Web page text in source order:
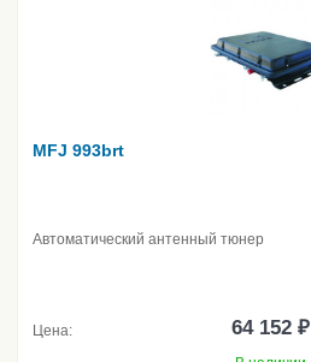
MFJ 993brt
Автоматический антенный тюнер
Цена: 64 152 ₽